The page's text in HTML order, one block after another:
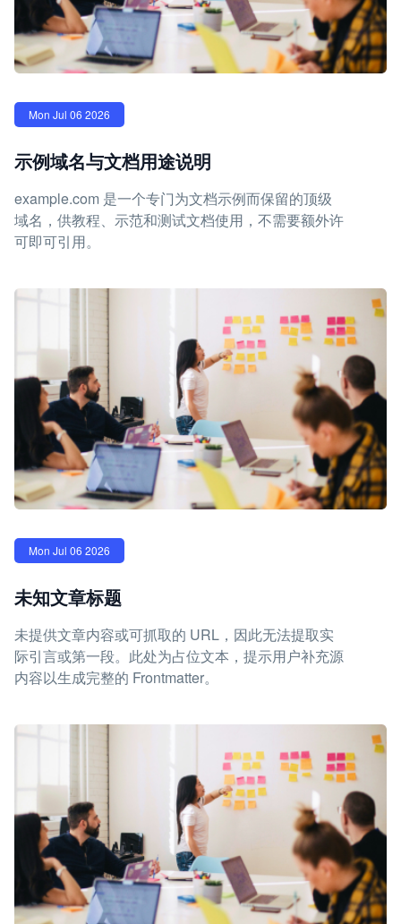
Mon Jul 06 2026
示例域名与文档用途说明
example.com 是一个专门为文档示例而保留的顶级
域名，供教程、示范和测试文档使用，不需要额外许
可即可引用。
Mon Jul 06 2026
未知文章标题
未提供文章内容或可抓取的 URL，因此无法提取实
际引言或第一段。此处为占位文本，提示用户补充源
内容以生成完整的 Frontmatter。